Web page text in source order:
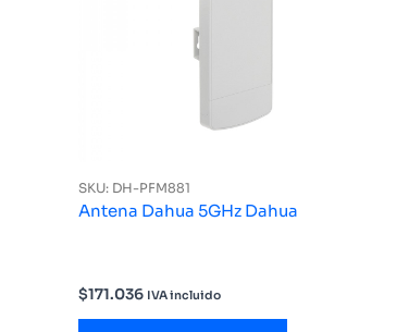
SKU: DH-PFM881
Antena Dahua 5GHz Dahua
$171.036 IVA incluido